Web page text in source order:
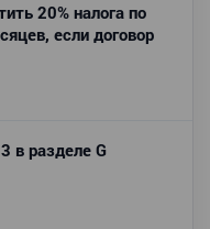
20% налога по
если договор
в разделе G